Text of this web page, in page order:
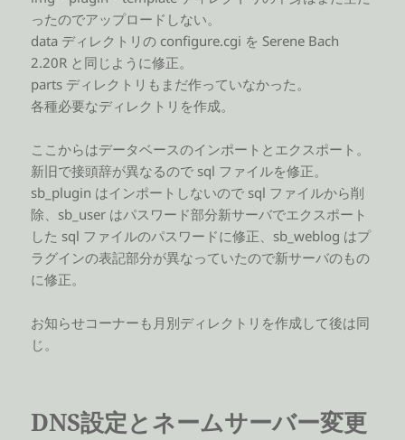
ったのでアップロードしない。
data ディレクトリの configure.cgi を Serene Bach
2.20R と同じように修正。
parts ディレクトリもまだ作っていなかった。
各種必要なディレクトリを作成。
ここからはデータベースのインポートとエクスポート。
新旧で接頭辞が異なるので sql ファイルを修正。
sb_plugin はインポートしないので sql ファイルから削
除、sb_user はパスワード部分新サーバでエクスポート
した sql ファイルのパスワードに修正、sb_weblog はプ
ラグインの表記部分が異なっていたので新サーバのもの
に修正。
お知らせコーナーも月別ディレクトリを作成して後は同
じ。
DNS設定とネームサーバー変更